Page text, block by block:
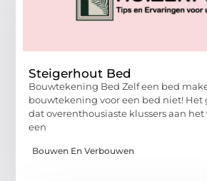
Steigerhout Bed
Bouwtekening Bed Zelf een bed
bouwtekening voor een bed niet! Het
dat overenthousiaste klussers aan
een
Bouwen En Verbouwen